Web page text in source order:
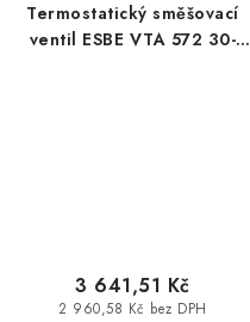
Termostatický směšovací
ventil ESBE VTA 572 30-
2 960,58 Kč bez DPH
3 641,51 Kč